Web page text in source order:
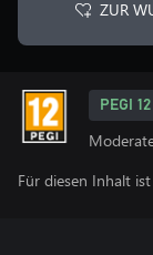
ZUR
PEGI 12
Für diesen Inhalt